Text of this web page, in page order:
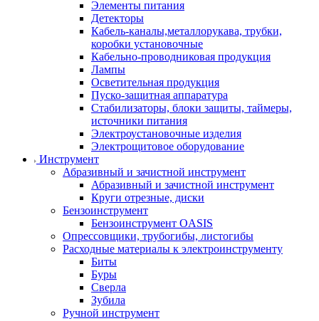
Элементы питания
Детекторы
Кабель-каналы,металлорукава, трубки,
коробки установочные
Кабельно-проводниковая продукция
Лампы
Осветительная продукция
Пуско-защитная аппаратура
Стабилизаторы, блоки защиты, таймеры,
источники питания
Электроустановочные изделия
Электрощитовое оборудование
Инструмент
Абразивный и зачистной инструмент
Абразивный и зачистной инструмент
Круги отрезные, диски
Бензоинструмент
Бензоинструмент OASIS
Опрессовщики, трубогибы, листогибы
Расходные материалы к электроинструменту
Биты
Буры
Сверла
Зубила
Ручной инструмент